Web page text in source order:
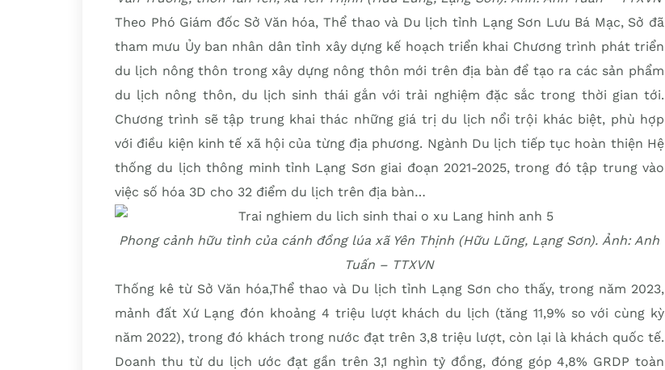
Theo Phó Giám đốc Sở Văn hóa, Thể thao và Du lịch tỉnh Lạng Sơn Lưu Bá Mạc, Sở đã
tham mưu Ủy ban nhân dân tỉnh xây dựng kế hoạch triển khai Chương trình phát triển
du lịch nông thôn trong xây dựng nông thôn mới trên địa bàn để tạo ra các sản phẩm
du lịch nông thôn, du lịch sinh thái gắn với trải nghiệm đặc sắc trong thời gian tới.
Chương trình sẽ tập trung khai thác những giá trị du lịch nổi trội khác biệt, phù hợp
với điều kiện kinh tế xã hội của từng địa phương. Ngành Du lịch tiếp tục hoàn thiện Hệ
thống du lịch thông minh tỉnh Lạng Sơn giai đoạn 2021-2025, trong đó tập trung vào
việc số hóa 3D cho 32 điểm du lịch trên địa bàn…
Phong cảnh hữu tình của cánh đồng lúa xã Yên Thịnh (Hữu Lũng, Lạng Sơn). Ảnh: Anh
Tuấn – TTXVN
Thống kê từ Sở Văn hóa,Thể thao và Du lịch tỉnh Lạng Sơn cho thấy, trong năm 2023,
mảnh đất Xứ Lạng đón khoảng 4 triệu lượt khách du lịch (tăng 11,9% so với cùng kỳ
năm 2022), trong đó khách trong nước đạt trên 3,8 triệu lượt, còn lại là khách quốc tế.
Doanh thu từ du lịch ước đạt gần trên 3,1 nghìn tỷ đồng, đóng góp 4,8% GRDP toàn